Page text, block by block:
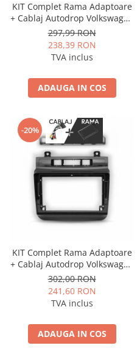
KIT Complet Rama Adaptoare
+ Cablaj Autodrop Volkswagen
Caravelle / Multivan T6 (2015-
2019) pentru Navigatie
Multimedia Android 10.1 inch
297,99 RON
238,39 RON
TVA inclus
ADAUGA IN COS
-20%
KIT Complet Rama Adaptoare
+ Cablaj Autodrop Volkswagen
Touareg (2011-2017) pentru
Navigatie Multimedia Android
9 inch
302,00 RON
241,60 RON
TVA inclus
ADAUGA IN COS